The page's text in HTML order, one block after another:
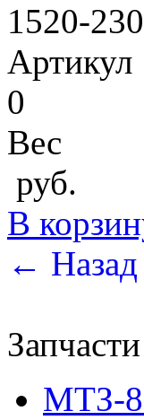
1520-
Артикул
0
Вес
руб.
В
← Назад
Запчасти
МТЗ-